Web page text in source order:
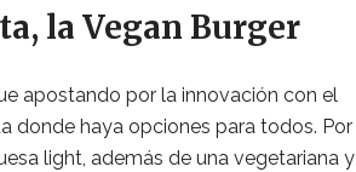
la Vegan Burger
apostando por la innovación con el
donde haya opciones para todos. Por
light, además de una vegetariana y